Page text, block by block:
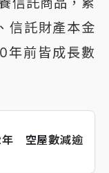
信託財產本金
年前皆成長數
年 空屋數減逾